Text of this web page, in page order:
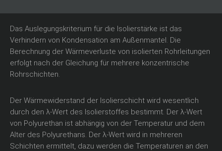
Das Auslegungskriterium für die Isolierstärke ist das
Verhindern von Kondensation am Außenmantel. Die
Berechnung der Wärmeverluste von isolierten Rohrleitungen
erfolgt nach der Gleichung für mehrere konzentrische
Rohrschichten.
Der Wärmewiderstand der Isolierschicht wird wesentlich
durch den λ-Wert des Isolierstoffes bestimmt. Der λ-Wert
von Polyurethan ist abhängig von der Temperatur und dem
Alter des Polyurethans. Der λ-Wert wird in mehreren
Schichten ermittelt, dazu werden die Temperaturen an den